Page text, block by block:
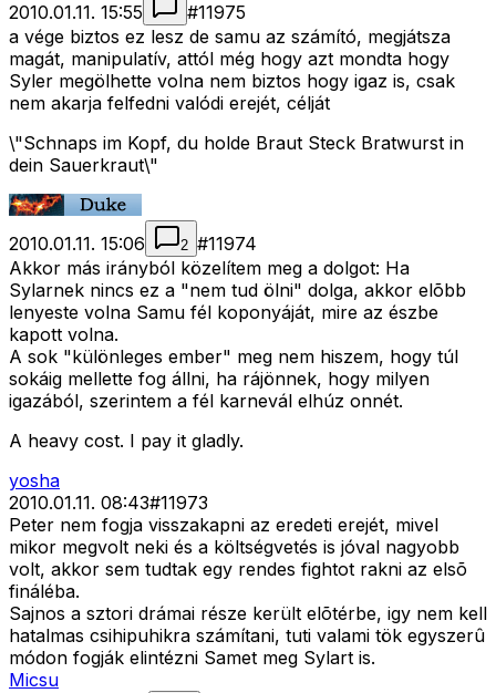
2010.01.11. 15:55
#11975
a vége biztos ez lesz de samu az számító, megjátsza
magát, manipulatív, attól még hogy azt mondta hogy
Syler megölhette volna nem biztos hogy igaz is, csak
nem akarja felfedni valódi erejét, célját
\"Schnaps im Kopf, du holde Braut Steck Bratwurst in
dein Sauerkraut\"
2010.01.11. 15:06 2 #11974
Akkor más irányból közelítem meg a dolgot: Ha
Sylarnek nincs ez a "nem tud ölni" dolga, akkor elõbb
lenyeste volna Samu fél koponyáját, mire az észbe
kapott volna.
A sok "különleges ember" meg nem hiszem, hogy túl
sokáig mellette fog állni, ha rájönnek, hogy milyen
igazából, szerintem a fél karnevál elhúz onnét.
A heavy cost. I pay it gladly.
yosha
2010.01.11. 08:43#11973
Peter nem fogja visszakapni az eredeti erejét, mivel
mikor megvolt neki és a költségvetés is jóval nagyobb
volt, akkor sem tudtak egy rendes fightot rakni az elsõ
fináléba.
Sajnos a sztori drámai része került elõtérbe, igy nem kell
hatalmas csihipuhikra számítani, tuti valami tök egyszerû
módon fogják elintézni Samet meg Sylart is.
Micsu